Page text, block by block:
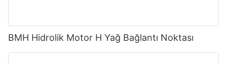
BMH Hidrolik Motor H Yağ Bağlantı Noktası